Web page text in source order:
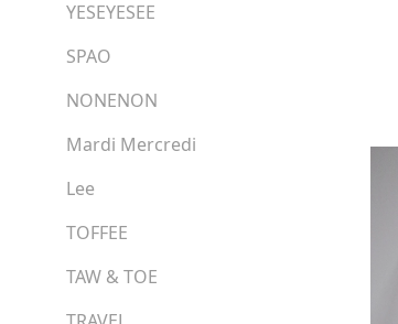
YESEYESEE
SPAO
NONENON
Mardi Mercredi
Lee
TOFFEE
TAW & TOE